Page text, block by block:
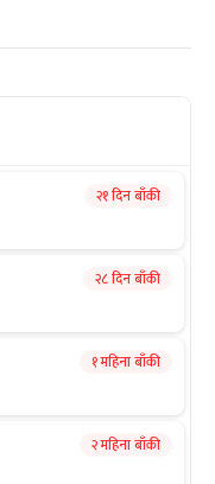
२१ दिन बाँकी
२८ दिन बाँकी
१ महिना बाँकी
२ महिना बाँकी